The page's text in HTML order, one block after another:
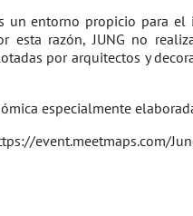
un entorno propicio para
esta razón, JUNG no
por arquitectos y
especialmente
event.meetmaps.com/